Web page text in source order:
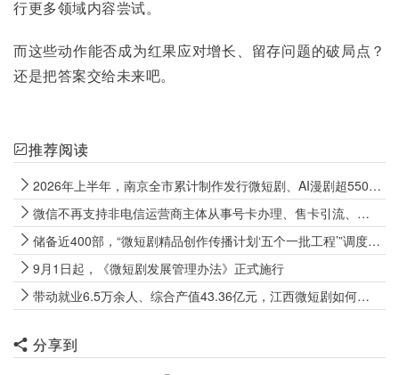
行更多领域内容尝试。
而这些动作能否成为红果应对增长、留存问题的破局点？
还是把答案交给未来吧。
推荐阅读
2026年上半年，南京全市累计制作发行微短剧、AI漫剧超5500部
微信不再支持非电信运营商主体从事号卡办理、售卡引流、代办开卡等经营行为
储备近400部，“微短剧精品创作传播计划‘五个一批工程’”调度会召开
9月1日起，《微短剧发展管理办法》正式施行
带动就业6.5万余人、综合产值43.36亿元，江西微短剧如何向上生长？
分享到